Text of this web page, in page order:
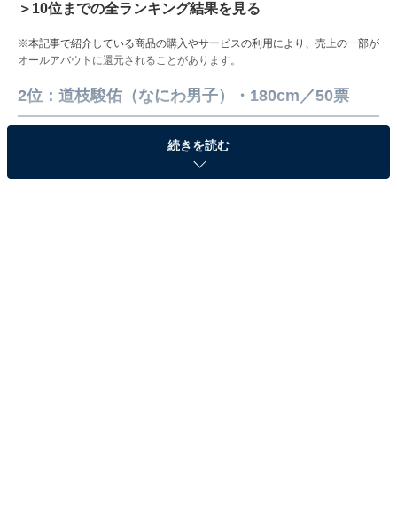
＞10位までの全ランキング結果を見る
※本記事で紹介している商品の購入やサービスの利用により、売上の一部が
オールアバウトに還元されることがあります。
2位：道枝駿佑（なにわ男子）・180cm／50票
続きを読む